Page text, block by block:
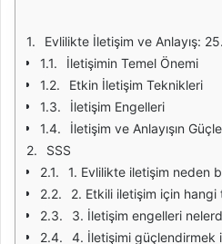
Evlilikte İletişim ve Anlayış:
İletişimin Temel Önemi
Etkin İletişim Teknikleri
İletişim Engelleri
İletişim ve Anlayışın
SSS
1. Evlilikte iletişim neden
2. Etkili iletişim için hangi
3. İletişim engelleri
4. İletişimi güçlendirmek